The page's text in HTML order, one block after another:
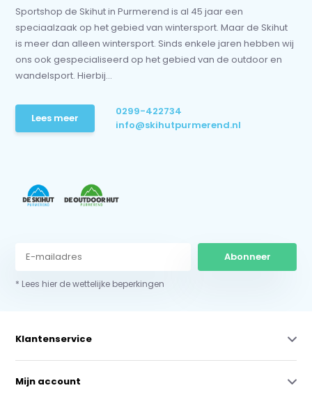
Sportshop de Skihut in Purmerend is al 45 jaar een
speciaalzaak op het gebied van wintersport. Maar de Skihut
is meer dan alleen wintersport. Sinds enkele jaren hebben wij
ons ook gespecialiseerd op het gebied van de outdoor en
wandelsport. Hierbij...
Lees meer
0299-422734
info@skihutpurmerend.nl
Abonneer
* Lees hier de wettelijke beperkingen
Klantenservice
Mijn account